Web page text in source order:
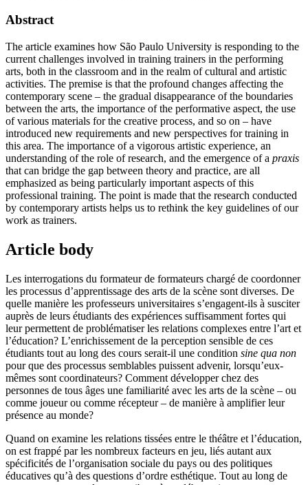
Abstract
The article examines how São Paulo University is responding to the
current challenges involved in training trainers in the performing
arts, both in the classroom and in the realm of cultural and artistic
activities. The premise is that the profound changes affecting the
contemporary scene – the gradual disappearance of the boundaries
between the arts, the importance of the performative aspect, the use
of various materials for the creative process, and so on – have
introduced new requirements and new perspectives for training in
this area. The importance of a vigorous artistic experience, an
understanding of the role of research, and the emergence of a praxis
that can bridge the gap between theory and practice, are all
emphasized as being particularly important aspects of this
professional training. The point is made that the research conducted
by contemporary artists helps us to rethink the key guidelines of our
work as trainers.
Article body
Les interrogations du formateur de formateurs chargé de coordonner
les processus d’apprentissage des arts de la scène sont diverses. De
quelle manière les professeurs universitaires s’engagent-ils à susciter
auprès de leurs étudiants des expériences suffisamment fortes qui
leur permettent de problématiser les relations complexes entre l’art et
l’éducation? L’enrichissement de la perception sensible de ces
étudiants tout au long des cours serait-il une condition sine qua non
pour que des processus semblables puissent advenir, lorsqu’eux-
mêmes sont coordinateurs? Comment développer chez des
personnes de tous âges une familiarité avec les arts de la scène – ou
comme joueur ou comme récepteur – de manière à amplifier leur
présence au monde?
Quand on examine les relations tissées entre le théâtre et l’éducation,
on est frappé par les nombreux facteurs en jeu, liés autant aux
spécificités de l’organisation sociale du pays ou des politiques
éducatives qu’à des questions d’ordre esthétique. Tout au long de